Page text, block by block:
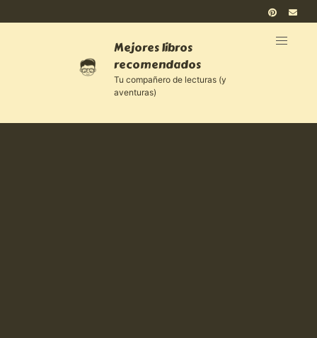
Mejores libros
recomendados
Tu compañero de lecturas (y
aventuras)